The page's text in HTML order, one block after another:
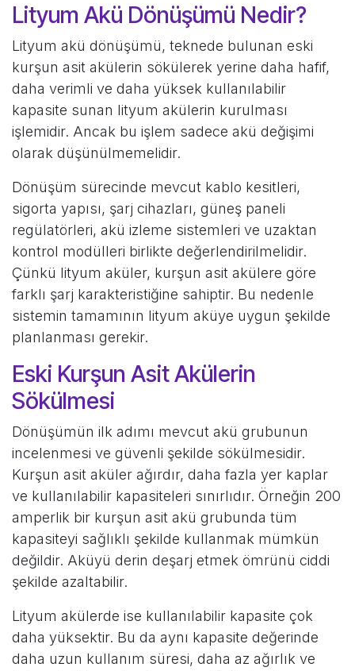
Lityum Akü Dönüşümü Nedir?
Lityum akü dönüşümü, teknede bulunan eski
kurşun asit akülerin sökülerek yerine daha hafif,
daha verimli ve daha yüksek kullanılabilir
kapasite sunan lityum akülerin kurulması
işlemidir. Ancak bu işlem sadece akü değişimi
olarak düşünülmemelidir.
Dönüşüm sürecinde mevcut kablo kesitleri,
sigorta yapısı, şarj cihazları, güneş paneli
regülatörleri, akü izleme sistemleri ve uzaktan
kontrol modülleri birlikte değerlendirilmelidir.
Çünkü lityum aküler, kurşun asit akülere göre
farklı şarj karakteristiğine sahiptir. Bu nedenle
sistemin tamamının lityum aküye uygun şekilde
planlanması gerekir.
Eski Kurşun Asit Akülerin
Sökülmesi
Dönüşümün ilk adımı mevcut akü grubunun
incelenmesi ve güvenli şekilde sökülmesidir.
Kurşun asit aküler ağırdır, daha fazla yer kaplar
ve kullanılabilir kapasiteleri sınırlıdır. Örneğin 200
amperlik bir kurşun asit akü grubunda tüm
kapasiteyi sağlıklı şekilde kullanmak mümkün
değildir. Aküyü derin deşarj etmek ömrünü ciddi
şekilde azaltabilir.
Lityum akülerde ise kullanılabilir kapasite çok
daha yüksektir. Bu da aynı kapasite değerinde
daha uzun kullanım süresi, daha az ağırlık ve